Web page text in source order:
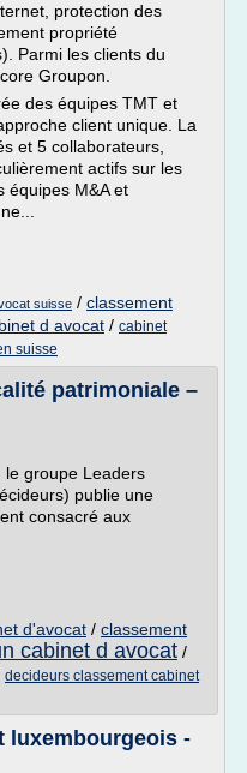
protection des
propriété
Parmi les clients du
Groupon.
des équipes TMT et
client unique. La
et 5 collaborateurs,
actifs sur les
équipes M&A et
suisse / classement
d avocat / cabinet
suisse
patrimoniale –
le groupe Leaders
publie une
consacré aux
d'avocat / classement
cabinet d avocat /
decideurs classement cabinet
luxembourgeois -